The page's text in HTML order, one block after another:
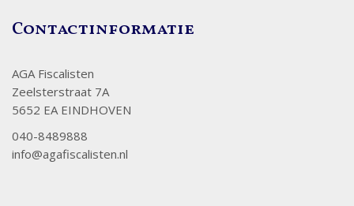
Contactinformatie
AGA Fiscalisten
Zeelsterstraat 7A
5652 EA EINDHOVEN
040-8489888
info@agafiscalisten.nl